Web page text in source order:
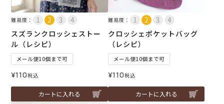
難易度：
スズランクロッシェストー
ル（レシピ）
メール便10個まで可
¥110税込
カートに入れる
難易度：
クロッシェポケットバッグ
（レシピ）
メール便10個まで可
¥110税込
カートに入れる